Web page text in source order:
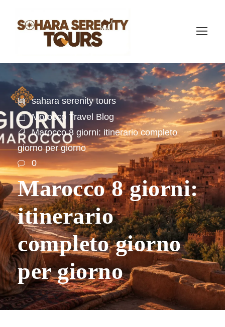
sahara serenity tours
Morocco Travel Blog
Marocco 8 giorni: itinerario completo
giorno per giorno
0
Marocco 8 giorni:
itinerario
completo giorno
per giorno